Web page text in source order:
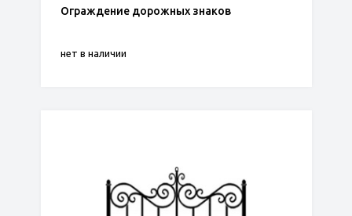
Ограждение дорожных знаков
нет в наличии